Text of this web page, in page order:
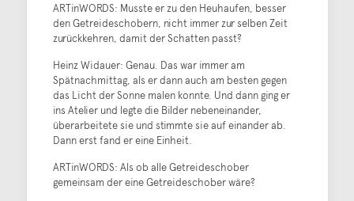
ARTinWORDS: Musste er zu den Heuhaufen, besser
den Getreideschobern, nicht immer zur selben Zeit
zurückkehren, damit der Schatten passt?
Heinz Widauer: Genau. Das war immer am
Spätnachmittag, als er dann auch am besten gegen
das Licht der Sonne malen konnte. Und dann ging er
ins Atelier und legte die Bilder nebeneinander,
überarbeitete sie und stimmte sie auf einander ab.
Dann erst fand er eine Einheit.
ARTinWORDS: Als ob alle Getreideschober
gemeinsam der eine Getreideschober wäre?